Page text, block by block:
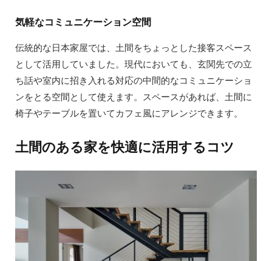
気軽なコミュニケーション空間
伝統的な日本家屋では、土間をちょっとした接客スペース
として活用していました。現代においても、玄関先での立
ち話や室内に招き入れる対応の中間的なコミュニケーショ
ンをとる空間として使えます。スペースがあれば、土間に
椅子やテーブルを置いてカフェ風にアレンジできます。
土間のある家を快適に活用するコツ